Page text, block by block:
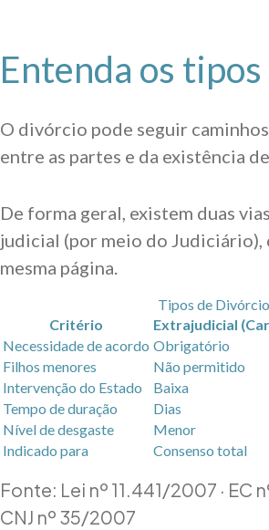
Entenda os
O divórcio pode seguir
entre as partes e da existência
De forma geral, existem duas
judicial (por meio do Judiciário),
mesma página.
Tipos de
Critério
Extrajudicial
Necessidade de acordo Obrigatório
Filhos menores
Não permitido
Intervenção do Estado
Baixa
Tempo de duração
Dias
Nível de desgaste
Menor
Indicado para
Consenso total
Fonte: Lei nº 11.441/2007 · EC
CNJ nº 35/2007